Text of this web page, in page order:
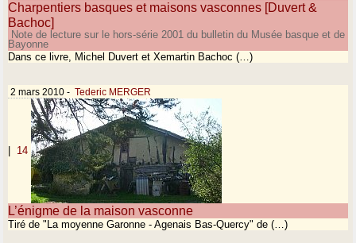
Charpentiers basques et maisons vasconnes [Duvert &
Bachoc]
Note de lecture sur le hors-série 2001 du bulletin du Musée basque et de
Bayonne
Dans ce livre, Michel Duvert et Xemartin Bachoc (…)
2 mars 2010 - Tederic MERGER
14
L’énigme de la maison vasconne
Tiré de "La moyenne Garonne - Agenais Bas-Quercy" de (…)